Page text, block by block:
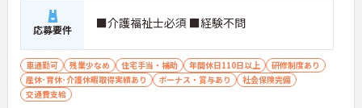
応募要件 ■介護福祉士必須 ■経験不問
車通勤可 残業少なめ 住宅手当・補助 年間休日110日以上
研修制度あり
産休･育休･介護休暇取得実績あり
ボーナス・賞与あり
社会保険完備
交通費支給